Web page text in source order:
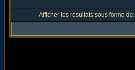
Afficher les résultats sous forme de: